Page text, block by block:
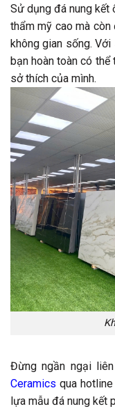
Sử dụng đá nung kết
thẩm mỹ cao mà
không gian sống.
bạn hoàn toàn có
sở thích của mình.
Đừng ngần ngại
Ceramics qua
lựa mẫu đá nung kết